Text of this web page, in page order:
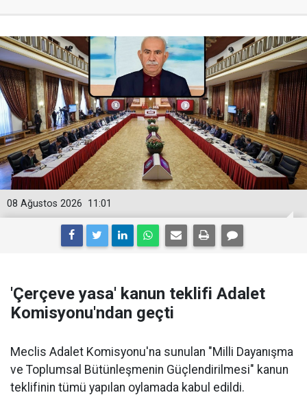
11:01
08 Ağustos 2026
'Çerçeve yasa' kanun teklifi Adalet
Komisyonu'ndan geçti
Meclis Adalet Komisyonu'na sunulan "Milli Dayanışma
ve Toplumsal Bütünleşmenin Güçlendirilmesi" kanun
teklifinin tümü yapılan oylamada kabul edildi.